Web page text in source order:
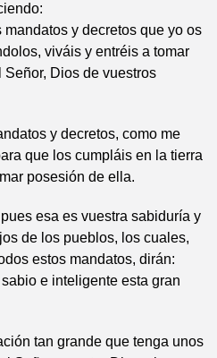
y decretos que yo os
viváis y entréis a tomar
Dios de vuestros
y decretos, como me
que los cumpláis en la tierra
posesión de ella.
esa es vuestra sabiduría y
de los pueblos, los cuales,
estos mandatos, dirán:
e inteligente esta gran
tan grande que tenga unos